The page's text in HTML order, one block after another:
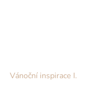
Vánoční inspirace I.